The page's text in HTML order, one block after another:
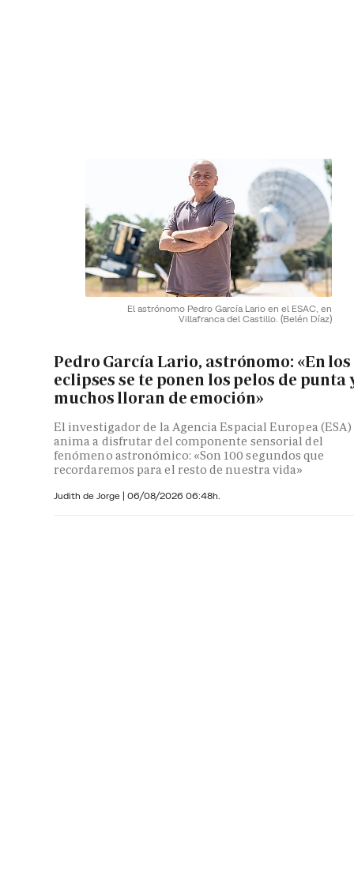
El astrónomo Pedro García Lario en el ESAC, en
Villafranca del Castillo. (Belén Díaz)
Pedro García Lario, astrónomo: «En los
eclipses se te ponen los pelos de punta
muchos lloran de emoción»
El investigador de la Agencia Espacial Europea (ESA)
anima a disfrutar del componente sensorial del
fenómeno astronómico: «Son 100 segundos que
recordaremos para el resto de nuestra vida»
Judith de Jorge | 06/08/2026 06:48h.